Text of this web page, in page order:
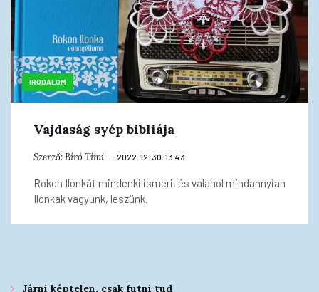
IRODALOM
Vajdaság syép bibliája
Szerző:Bíró Timi 2022. 12. 30. 13:43
Rokon Ilonkát mindenki ismeri, és valahol mindannyian
Ilonkák vagyunk, leszünk.
Járni képtelen, csak futni tud